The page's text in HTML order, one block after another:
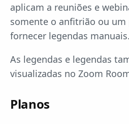
aplicam a reuniões e
somente o anfitrião ou
fornecer legendas manuais.
As legendas e legendas
visualizadas no Zoom
Planos